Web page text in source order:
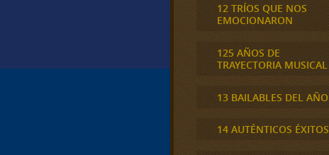
12 TRÍOS QUE NOS
EMOCIONARON
125 AÑOS DE
TRAYECTORIA MUSICAL
13 BAILABLES DEL AÑO
14 AUTÉNTICOS ÉXITOS